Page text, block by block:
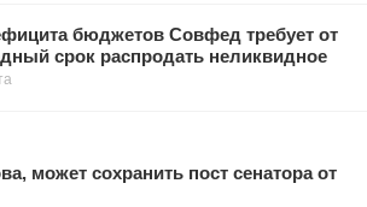
бюджетов Совфед требует от
срок распродать неликвидное
может сохранить пост сенатора от